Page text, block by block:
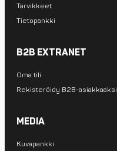
Tarvikkeet
Tietopankki
B2B EXTRANET
Oma tili
Rekisteröidy B2B-asiakkaaksi
MEDIA
Kuvapankki